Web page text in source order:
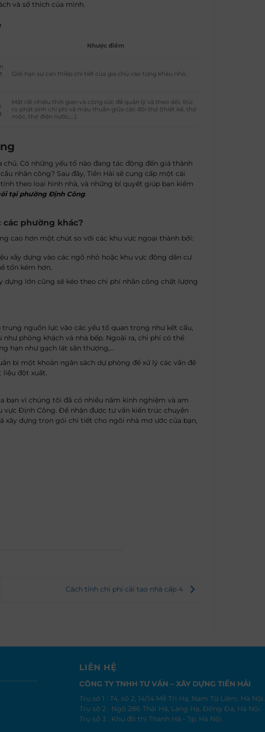
và sở thích của mình.
Nhược điểm
Giới hạn sự can thiệp chi tiết của gia chủ vào từng khâu nhỏ.
Mất rất nhiều thời gian và công sức để quản lý và theo dõi. Rủi
ro phát sinh chi phí và mâu thuẫn giữa các đội thợ (thiết kế, thợ
mộc, thợ điện nước,…).
Có những yếu tố nào đang tác động đến giá thành
nhân công? Sau đây, Tiền Hải sẽ cung cấp một cái
theo loại hình nhà, và những bí quyết giúp bạn kiểm
tại phường Định Công.
phường khác?
cao hơn một chút so với các khu vực ngoại thành bởi:
xây dựng vào các ngõ nhỏ hoặc khu vực đông dân cư
tốn kém hơn.
dựng lớn cũng sẽ kéo theo chi phí nhân công chất lượng
trung nguồn lực vào các yếu tố quan trọng như kết cấu,
phòng khách và nhà bếp. Ngoài ra, chi phí có thể
hạn như gạch lát sân thượng,…
bị một khoản ngân sách dự phòng để xử lý các vấn đề
liệu đột xuất.
bạn vì chúng tôi đã có nhiều năm kinh nghiệm và am
vực Định Công. Để nhận được tư vấn kiến trúc chuyên
xây dựng trọn gói chi tiết cho ngôi nhà mơ ước của bạn,
Cách tính chi phí cải tạo nhà cấp 4
LIÊN HỆ
CÔNG TY TNHH TƯ VẤN – XÂY DỰNG TIỀN HẢI
Trụ sở 1 : T4, số 2, 14/14 Mễ Trì Hạ, Nam Từ Liêm, Hà Nội.
Trụ sở 2 : Ngõ 286 Thái Hà, Láng Hạ, Đống Đa, Hà Nội.
Trụ sở 3 : Khu đô thị Thanh Hà - Tp. Hà Nội.